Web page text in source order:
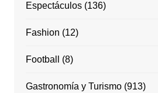
Espectáculos(136)
Fashion (12)
Football (8)
Gastronomía y Turismo(913)